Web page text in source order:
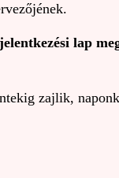
lap
zajlik,